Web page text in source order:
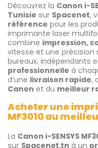
Découvrez la Canon i-
Tunisie sur Spacenet,
référence pour les
imprimante laser
combine impression,
vitesse et une précision
bureaux, indépendants
professionnelle à
d’une livraison rapide,
Canon et du meilleur
Acheter une
MF3010 au
La Canon i-SENSYS
sur Spacenet.tn à un